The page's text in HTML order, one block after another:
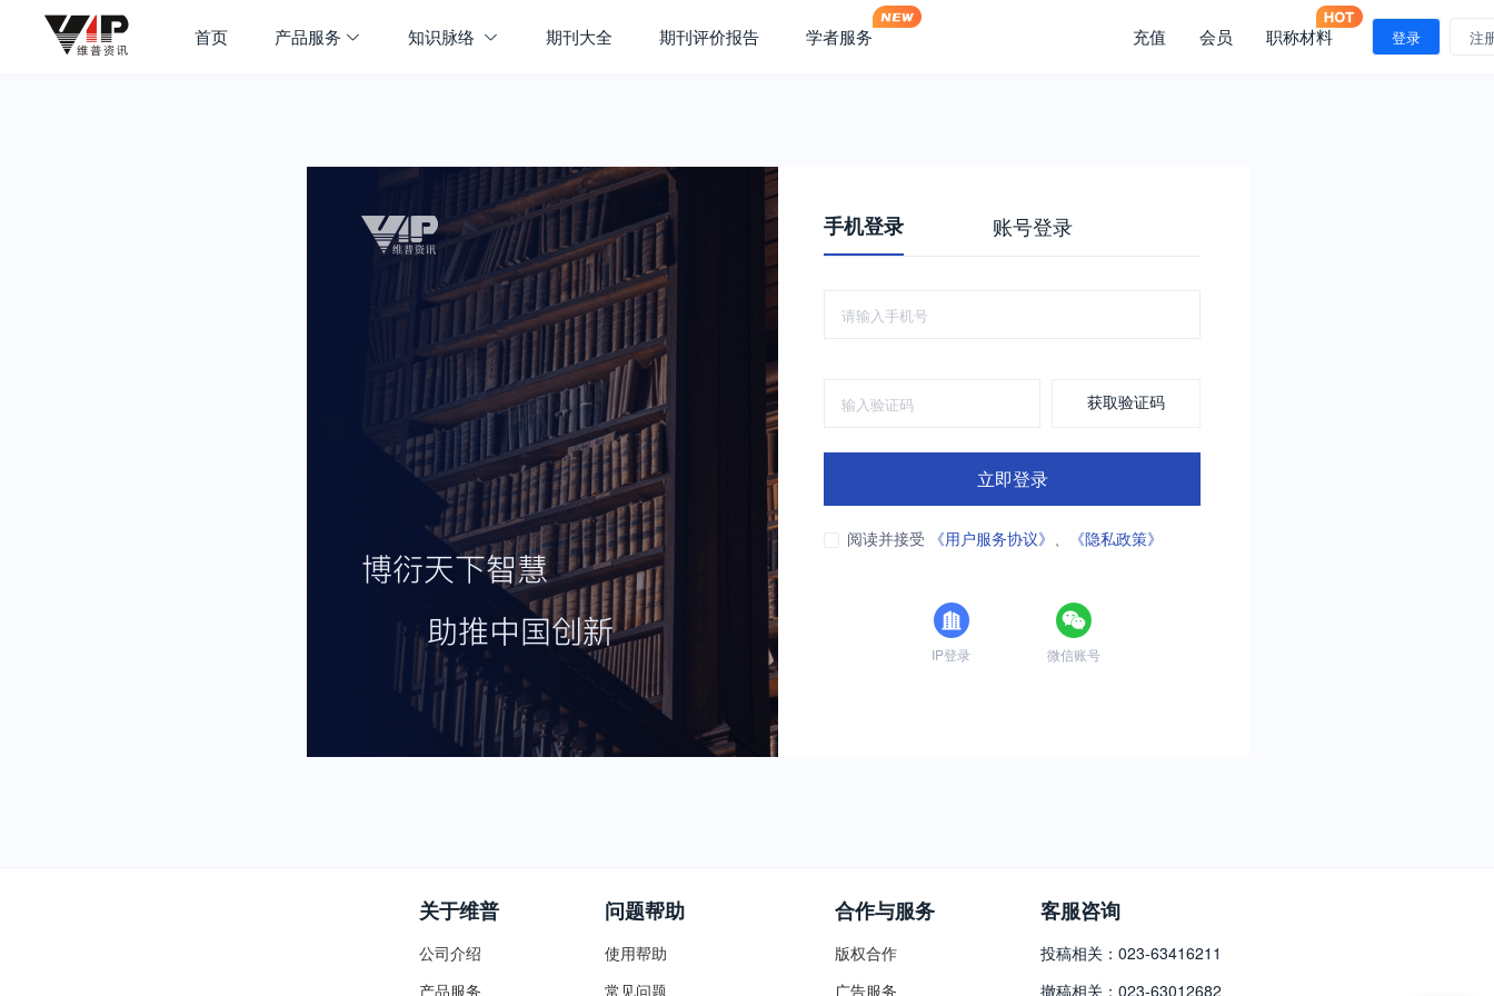
首页 产品服务 知识脉络 期刊大全 期刊评价报告 学者服务 充值 会员 职称材料 登录 注
手机登录 账号登录
获取验证码
立即登录
阅读并接受 《用户服务协议》 、 《隐私政策》
IP登录 微信账号
关于维普
公司介绍
产品服务
问题帮助
使用帮助
常见问题
合作与服务
版权合作
广告服务
客服咨询
投稿相关：023-63416211
撤稿相关：023-63012682